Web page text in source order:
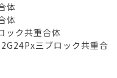
体
体
ク共重合体
三ブロック共重合